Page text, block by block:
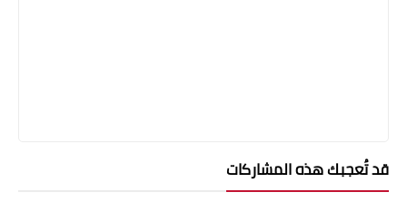
قد تُعجبك هذه المشاركات